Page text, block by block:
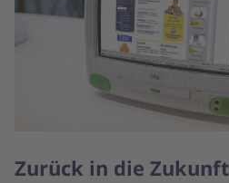
Zurück in die Zukunft